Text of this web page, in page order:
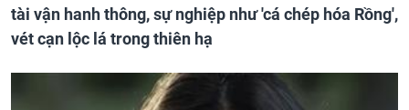
tài vận hanh thông, sự nghiệp như 'cá chép hóa Rồng',
vét cạn lộc lá trong thiên hạ